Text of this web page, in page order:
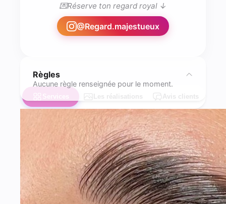
💌Réserve ton regard royal ↓
@Regard.majestueux
Règles
Aucune règle renseignée pour le moment.
Services Les réalisations Avis clients